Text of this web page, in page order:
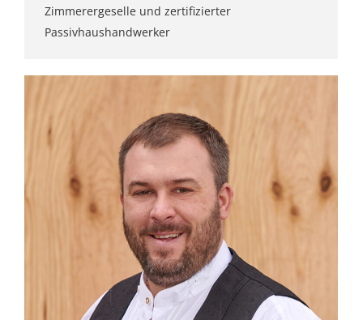
Zimmerergeselle und zertifizierter
Passivhaushandwerker